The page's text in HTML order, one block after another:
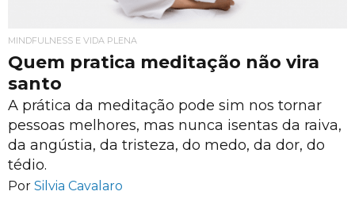
MINDFULNESS E VIDA PLENA
Quem pratica meditação não vira
santo
A prática da meditação pode sim nos tornar
pessoas melhores, mas nunca isentas da raiva,
da angústia, da tristeza, do medo, da dor, do
tédio.
Por Silvia Cavalaro